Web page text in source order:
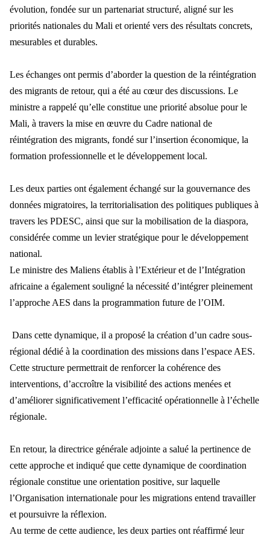
évolution, fondée sur un partenariat structuré, aligné sur les
priorités nationales du Mali et orienté vers des résultats concrets,
mesurables et durables.
Les échanges ont permis d’aborder la question de la réintégration
des migrants de retour, qui a été au cœur des discussions. Le
ministre a rappelé qu’elle constitue une priorité absolue pour le
Mali, à travers la mise en œuvre du Cadre national de
réintégration des migrants, fondé sur l’insertion économique, la
formation professionnelle et le développement local.
Les deux parties ont également échangé sur la gouvernance des
données migratoires, la territorialisation des politiques publiques à
travers les PDESC, ainsi que sur la mobilisation de la diaspora,
considérée comme un levier stratégique pour le développement
national.
Le ministre des Maliens établis à l’Extérieur et de l’Intégration
africaine a également souligné la nécessité d’intégrer pleinement
l’approche AES dans la programmation future de l’OIM.
Dans cette dynamique, il a proposé la création d’un cadre sous-
régional dédié à la coordination des missions dans l’espace AES.
Cette structure permettrait de renforcer la cohérence des
interventions, d’accroître la visibilité des actions menées et
d’améliorer significativement l’efficacité opérationnelle à l’échelle
régionale.
En retour, la directrice générale adjointe a salué la pertinence de
cette approche et indiqué que cette dynamique de coordination
régionale constitue une orientation positive, sur laquelle
l’Organisation internationale pour les migrations entend travailler
et poursuivre la réflexion.
Au terme de cette audience, les deux parties ont réaffirmé leur